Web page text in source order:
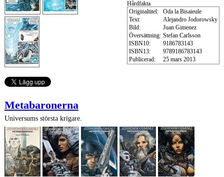
Hårdfakta
Originaltitel:
Oda la Bisaieule
Text:
Alejandro Jodorowsky
Bild:
Juan Gimenez
Översättning: Stefan Carlsson
ISBN10:
9186783143
ISBN13:
9789186783143
Publicerad:
25 mars 2013
Metabaronerna
Universums största krigare.